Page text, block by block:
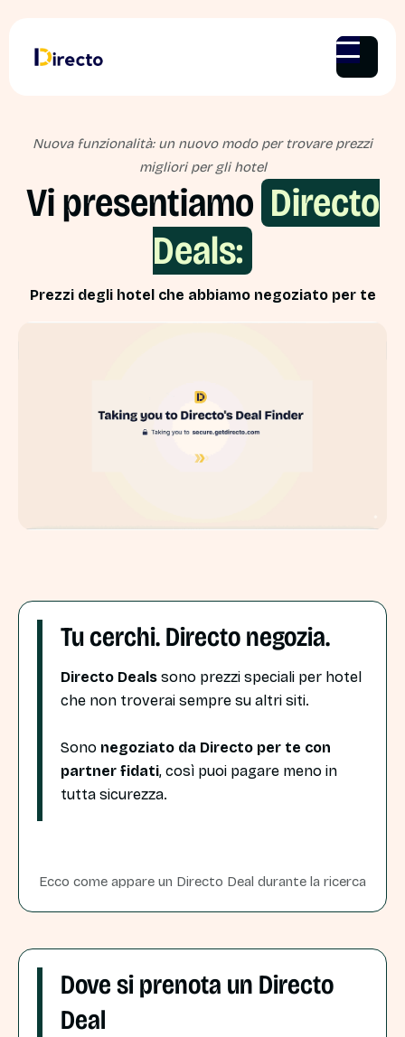
Nuova funzionalità: un nuovo modo per trovare prezzi
migliori per gli hotel
Vi presentiamo Directo
Deals:
Prezzi degli hotel che abbiamo negoziato per te
Tu cerchi. Directo negozia.
Directo Deals sono prezzi speciali per hotel
che non troverai sempre su altri siti.
Sono negoziato da Directo per te con
partner fidati, così puoi pagare meno in
tutta sicurezza.
Ecco come appare un Directo Deal durante la ricerca
Dove si prenota un Directo
Deal